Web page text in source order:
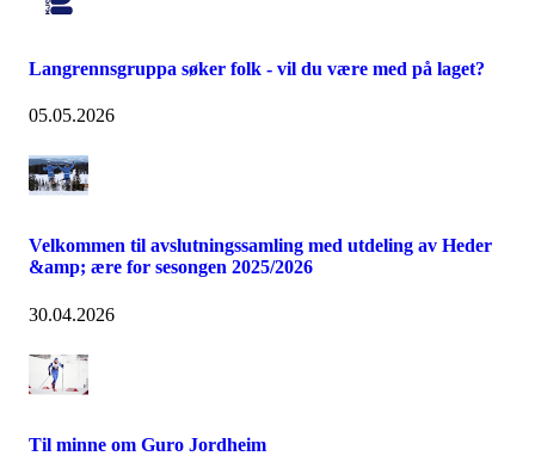
Langrennsgruppa søker folk - vil du være med på laget?
05.05.2026
Velkommen til avslutningssamling med utdeling av Heder
&amp; ære for sesongen 2025/2026
30.04.2026
Til minne om Guro Jordheim